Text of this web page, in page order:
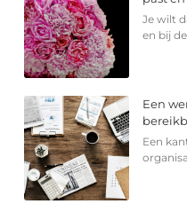
Je wilt
en bij
Een
Een